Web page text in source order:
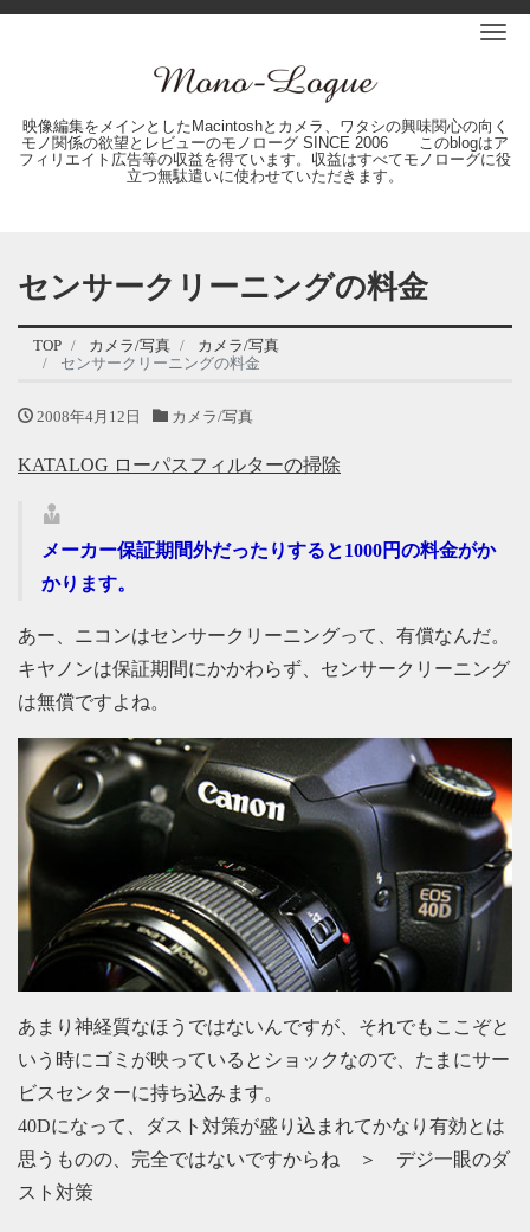
映像編集をメインとしたMacintoshとカメラ、ワタシの興味関心の向く
モノ関係の欲望とレビューのモノローグ SINCE 2006 このblogはア
フィリエイト広告等の収益を得ています。収益はすべてモノローグに役
立つ無駄遣いに使わせていただきます。
センサークリーニングの料金
TOP カメラ/写真
カメラ/写真
センサークリーニングの料金
2008年4月12日 カメラ/写真
KATALOG ローパスフィルターの掃除
メーカー保証期間外だったりすると1000円の料金がか
かります。
あー、ニコンはセンサークリーニングって、有償なんだ。
キヤノンは保証期間にかかわらず、センサークリーニング
は無償ですよね。
あまり神経質なほうではないんですが、それでもここぞと
いう時にゴミが映っているとショックなので、たまにサー
ビスセンターに持ち込みます。
40Dになって、ダスト対策が盛り込まれてかなり有効とは
思うものの、完全ではないですからね ＞ デジ一眼のダ
スト対策